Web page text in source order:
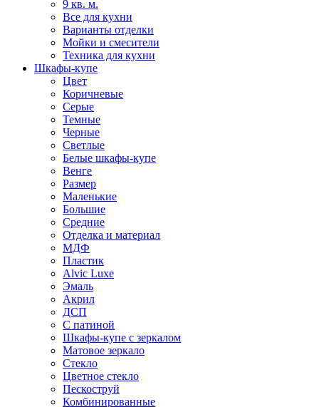
9 кв. м.
Все для кухни
Варианты отделки
Мойки и смесители
Техника для кухни
Шкафы-купе
Цвет
Коричневые
Серые
Темные
Черные
Светлые
Белые шкафы-купе
Венге
Размер
Маленькие
Большие
Средние
Отделка и материал
МДФ
Пластик
Alvic Luxe
Эмаль
Акрил
ДСП
С патиной
Шкафы-купе с зеркалом
Матовое зеркало
Стекло
Цветное стекло
Пескоструй
Комбинированные